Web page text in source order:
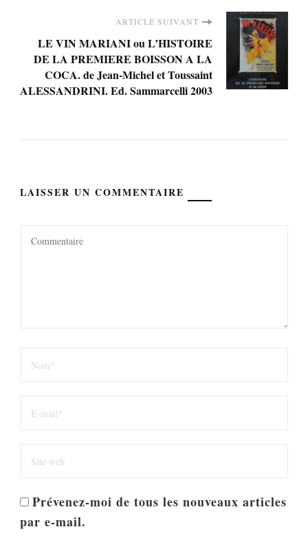
ARTICLE SUIVANT
LE VIN MARIANI ou L’HISTOIRE
DE LA PREMIERE BOISSON A LA
COCA. de Jean-Michel et Toussaint
ALESSANDRINI. Ed. Sammarcelli 2003
LAISSER UN COMMENTAIRE
Prévenez-moi de tous les nouveaux articles
par e-mail.